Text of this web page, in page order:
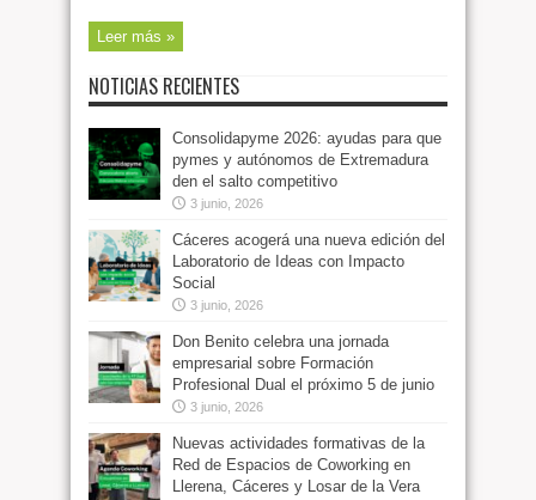
Leer más »
NOTICIAS RECIENTES
Consolidapyme 2026: ayudas para que
pymes y autónomos de Extremadura
den el salto competitivo
3 junio, 2026
Cáceres acogerá una nueva edición del
Laboratorio de Ideas con Impacto
Social
3 junio, 2026
Don Benito celebra una jornada
empresarial sobre Formación
Profesional Dual el próximo 5 de junio
3 junio, 2026
Nuevas actividades formativas de la
Red de Espacios de Coworking en
Llerena, Cáceres y Losar de la Vera